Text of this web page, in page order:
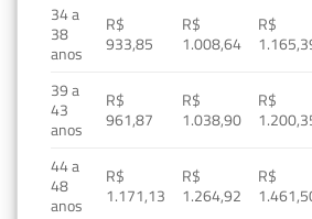
34 a
38
anos
R$
933,85
R$
1.008,64
R$
39 a
43
anos
R$
961,87
R$
1.038,90
R$
44 a
48
anos
R$
1.171,13
R$
1.264,92
R$